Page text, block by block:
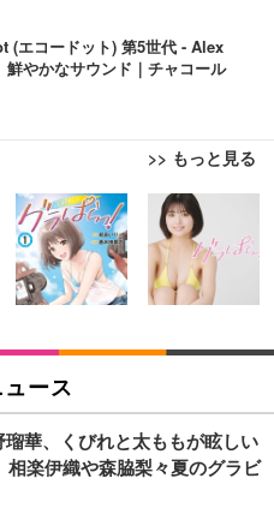
(エコードット) 第5世代 - Alex
鮮やかなサウンド｜チャコール
>> もっと見る
チェア 椅子 テレワーク 疲れな
ムレスト コンパクト 約105度ロッ
360度回転 座面昇降 強化ナイロ
性メッシュ 在宅ワーク H-WY01
スチェア／デスクチェア メッシ
疲れない ブラック
ア デスクチェア 疲れない テレ
プレミアムモニター | FlexScan
型4K UHD・USB Type-C・ホワ
プレミアムモニター | FlexScan
ミングモニター DualSense 充電
ペットシーツ 薄型 レギュラー 1
ホワイト 300枚
ペットシーツ 厚型 ワイド 42枚
(吸収面:ライトブルー)
オ・オムツ L 中型犬用 26枚入
ース
華、くびれと太ももが眩しい
相楽伊織や森脇梨々夏のグラビ